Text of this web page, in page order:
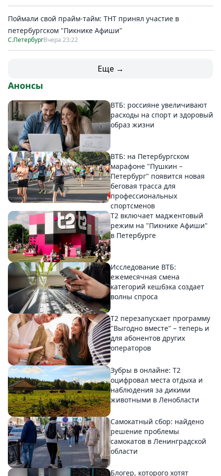
Поймали свой прайм-тайм: ТНТ принял участие в
петербургском "Пикнике Афиши"
С.ПетербургВчера 23:22
Еще →
Анонсы
ВТБ: россияне увеличивают
расходы на спорт и здоровый
образ жизни
ВТБ: на Петербургском
марафоне "Пушкин –
Петербург" появится новая
беговая трасса для
профессиональных
спортсменов
Т2 включает маджентовый
режим на "Пикнике Афиши"
в Петербурге
Исследование ВТБ:
ежемесячная смена
категорий кешбэка создает
волны спроса
Т2 перезапускает программу
"Выгодно вместе" – теперь и
для абонентов других
операторов
Зубры в онлайне: Т2
оцифровал места отдыха и
наблюдения за дикими
животными в Ленобласти
Самокатный сбор: найдено
решение проблемы
самокатов в Ленинградской
области
Блогер, которого хотят